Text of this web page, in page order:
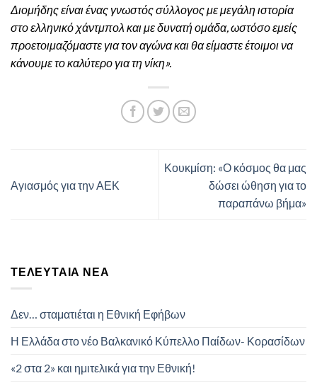
Διομήδης είναι ένας γνωστός σύλλογος με μεγάλη ιστορία
στο ελληνικό χάντμπολ και με δυνατή ομάδα, ωστόσο εμείς
προετοιμαζόμαστε για τον αγώνα και θα είμαστε έτοιμοι να
κάνουμε το καλύτερο για τη νίκη».
Αγιασμός για την ΑΕΚ
Κουκμίση: «Ο κόσμος θα μας
δώσει ώθηση για το
παραπάνω βήμα»
ΤΕΛΕΥΤΑΊΑ ΝΈΑ
Δεν… σταματιέται η Εθνική Εφήβων
Η Ελλάδα στο νέο Βαλκανικό Κύπελλο Παίδων- Κορασίδων
«2 στα 2» και ημιτελικά για την Εθνική!